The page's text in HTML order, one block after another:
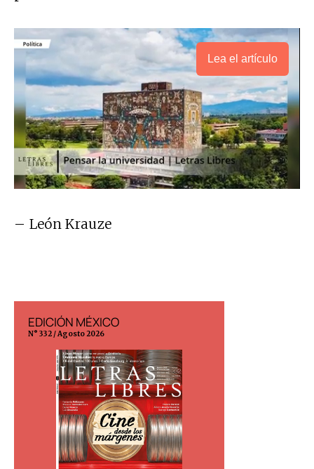
Lea el artículo
– León Krauze
EDICIÓN MÉXICO
N° 332 / Agosto 2026